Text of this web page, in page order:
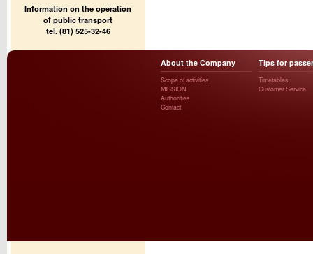
Information on the operation
of public transport
tel. (81) 525-32-46
About the Company
Scope of activities
MISSION
Authorities
Contact
Tips for
Timetables
Customer Service